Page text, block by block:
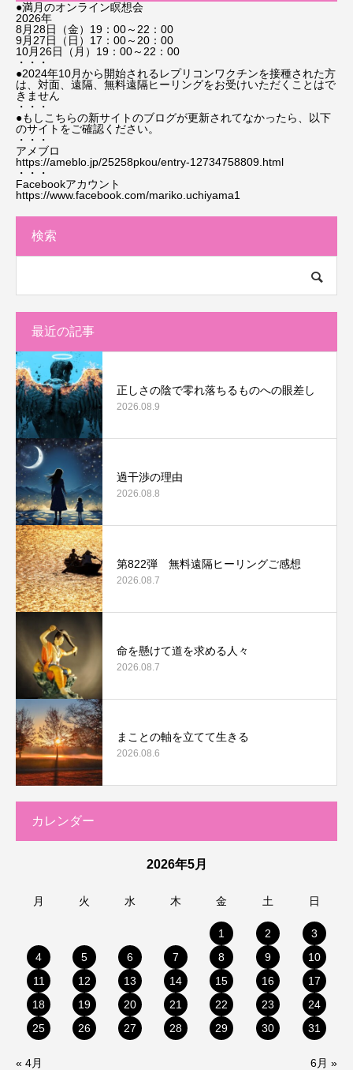
●満月のオンライン瞑想会
2026年
8月28日（金）19：00～22：00
9月27日（日）17：00～20：00
10月26日（月）19：00～22：00
・・・
●2024年10月から開始されるレプリコンワクチンを接種された方
は、対面、遠隔、無料遠隔ヒーリングをお受けいただくことはで
きません
・・・
●もしこちらの新サイトのブログが更新されてなかったら、以下
のサイトをご確認ください。
・・・
アメブロ
https://ameblo.jp/25258pkou/entry-12734758809.html
・・・
Facebookアカウント
https://www.facebook.com/mariko.uchiyama1
検索
最近の記事
正しさの陰で零れ落ちるものへの眼差し
2026.08.9
過干渉の理由
2026.08.8
第822弾 無料遠隔ヒーリングご感想
2026.08.7
命を懸けて道を求める人々
2026.08.7
まことの軸を立てて生きる
2026.08.6
カレンダー
2026年5月
月 火 水 木 金 土 日
1 2
3
4
5 6 7 8 9
10
11
12 13 14 15 16
17
18
19 20 21 22 23
24
25
26 27 28 29 30 31
« 4月 6月 »